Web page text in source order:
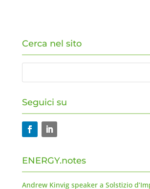
Cerca nel sito
Seguici su
ENERGY.notes
Andrew Kinvig speaker a Solstizio